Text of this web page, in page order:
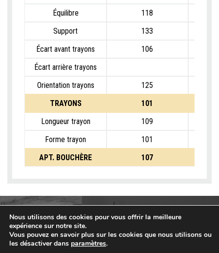
Équilibre
118
Support
133
Écart avant trayons
106
Écart arrière trayons
Orientation trayons
125
TRAYONS
101
Longueur trayon
109
Forme trayon
101
APT. BOUCHÈRE
107
Nous utilisons des cookies pour vous offrir la meilleure
expérience sur notre site.
Vous pouvez en savoir plus sur les cookies que nous utilisons ou
les désactiver dans paramètres.